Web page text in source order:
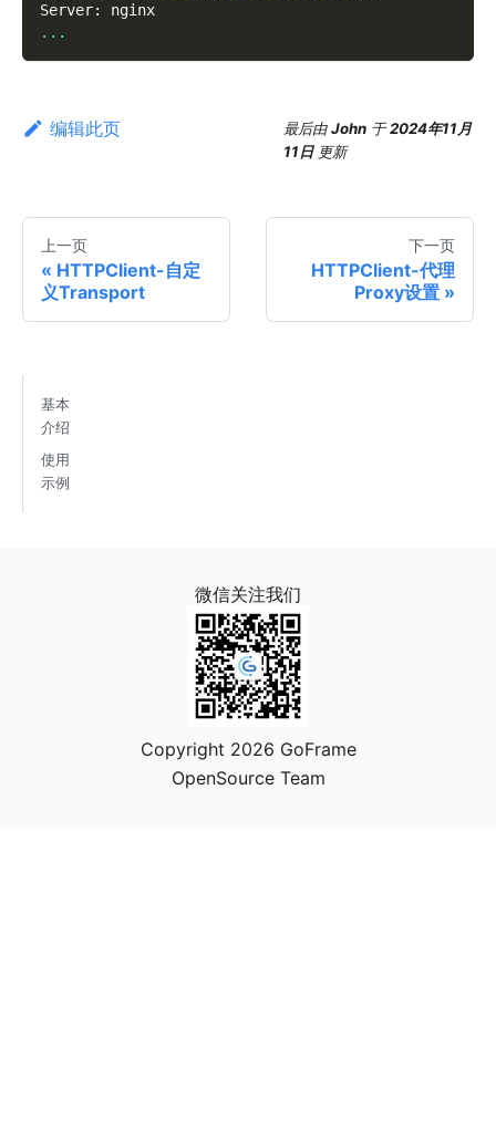
Server:
nginx
...
编辑此页 最后由John 于2024年11月
11日 更新
上一页
HTTPClient-自定
义Transport
下一页
HTTPClient-代理
Proxy设置
基本
介绍
使用
示例
微信关注我们
Copyright 2026 GoFrame
OpenSource Team